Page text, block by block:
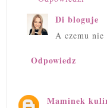
Di bloguje
A czemu nie
Odpowiedz
Maminek